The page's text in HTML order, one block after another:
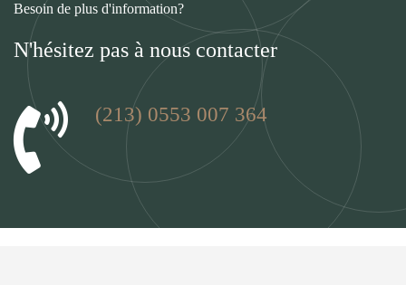
Besoin de plus d'information?
N'hésitez pas à nous contacter
(213) 0553 007 364